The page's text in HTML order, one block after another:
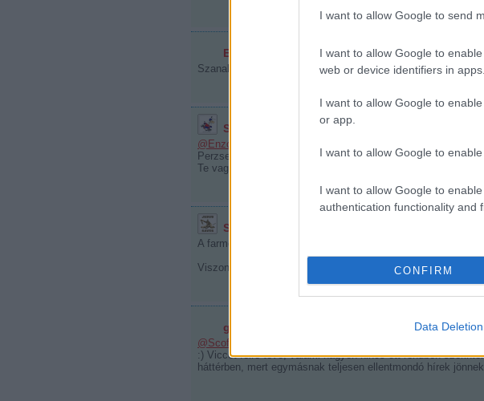
I want to allow Google to send
I want to allow Google to
web or device identifiers in apps.
I want to allow Google to
or app.
I want to allow Google to
I want to allow Google to
authentication functionality and
CONFIRM
Data Deletion
Enzo Molinari 2010.06.15. 20:00:04
Szanalmas.hu az idei csapatépítés a volánnál.
Scofi
@Enzo Molinari
Perzse biztos van akinek jobban menne mint Gabbának....
Te vagy szánalmas!
Skandinávia-mánia
A farmcsapat indítása mellett ki várja el, hogy ennél erősebb
Viszont lesz Focink újra... :)
gogosz
@Scofi
:) Viccet félre téve, valami nagyon nincs ott rendben
háttérben, mert egymásnak teljesen ellentmondó hírek